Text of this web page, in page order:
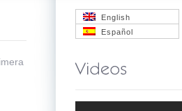
English
Español